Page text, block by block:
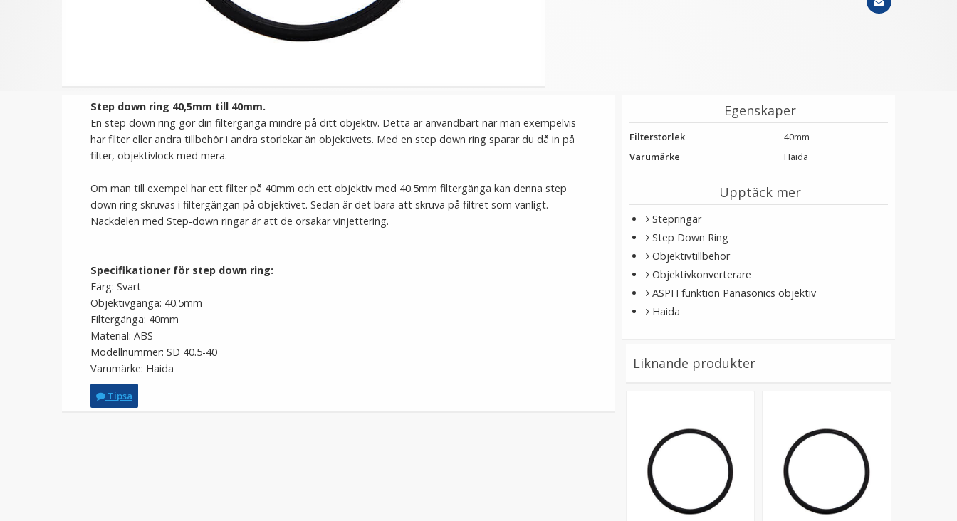
LÄGG I VARUKORG LÄGG I VARUKORG LÄGG I VARUKORG
Step down ring 40,5mm till 40mm.
En step down ring gör din filtergänga mindre på ditt objektiv. Detta är användbart när man exempelvis
har filter eller andra tillbehör i andra storlekar än objektivets. Med en step down ring sparar du då in på
filter, objektivlock med mera.
Om man till exempel har ett filter på 40mm och ett objektiv med 40.5mm filtergänga kan denna step
down ring skruvas i filtergängan på objektivet. Sedan är det bara att skruva på filtret som vanligt.
Nackdelen med Step-down ringar är att de orsakar vinjettering.
Specifikationer för step down ring:
Färg: Svart
Objektivgänga: 40.5mm
Filtergänga: 40mm
Material: ABS
Modellnummer: SD 40.5-40
Varumärke: Haida
Tipsa
Egenskaper
Filterstorlek
40mm
Varumärke
Haida
Upptäck mer
Stepringar
Step Down Ring
Objektivtillbehör
Objektivkonverterare
ASPH funktion Panasonics objektiv
Haida
Liknande produkter